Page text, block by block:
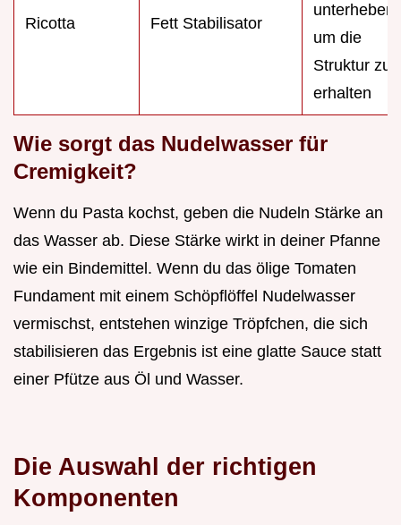
Ricotta Fett Stabilisator
unterheben,
um die
Struktur zu
erhalten
Wie sorgt das Nudelwasser für
Cremigkeit?
Wenn du Pasta kochst, geben die Nudeln Stärke an
das Wasser ab. Diese Stärke wirkt in deiner Pfanne
wie ein Bindemittel. Wenn du das ölige Tomaten
Fundament mit einem Schöpflöffel Nudelwasser
vermischst, entstehen winzige Tröpfchen, die sich
stabilisieren das Ergebnis ist eine glatte Sauce statt
einer Pfütze aus Öl und Wasser.
Die Auswahl der richtigen
Komponenten